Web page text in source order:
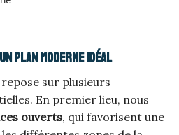
plan moderne idéal
sur plusieurs
En premier lieu, nous
ouverts, qui favorisent une